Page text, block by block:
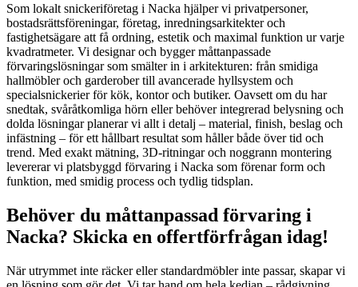
Som lokalt snickeriföretag i Nacka hjälper vi privatpersoner,
bostadsrättsföreningar, företag, inredningsarkitekter och
fastighetsägare att få ordning, estetik och maximal funktion ur varje
kvadratmeter. Vi designar och bygger måttanpassade
förvaringslösningar som smälter in i arkitekturen: från smidiga
hallmöbler och garderober till avancerade hyllsystem och
specialsnickerier för kök, kontor och butiker. Oavsett om du har
snedtak, svåråtkomliga hörn eller behöver integrerad belysning och
dolda lösningar planerar vi allt i detalj – material, finish, beslag och
infästning – för ett hållbart resultat som håller både över tid och
trend. Med exakt mätning, 3D-ritningar och noggrann montering
levererar vi platsbyggd förvaring i Nacka som förenar form och
funktion, med smidig process och tydlig tidsplan.
Behöver du måttanpassad förvaring i
Nacka? Skicka en offertförfrågan idag!
När utrymmet inte räcker eller standardmöbler inte passar, skapar vi